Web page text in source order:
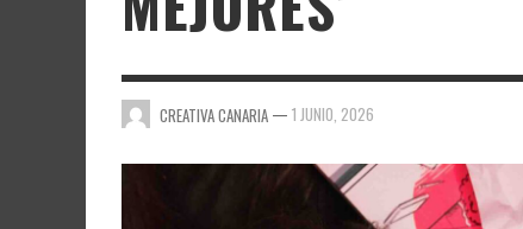
CREATIVA CANARIA — 1 JUNIO, 2026